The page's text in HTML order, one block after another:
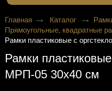
Главная Каталог
Прямоугольные, квадратные
Рамки пластиковые с
Рамки
МРП-05 30х40 см